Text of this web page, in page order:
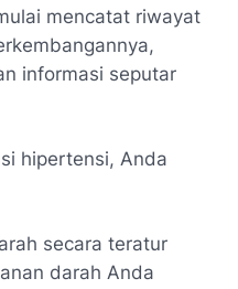
mencatat riwayat
informasi seputar
hipertensi, Anda
secara teratur
darah Anda